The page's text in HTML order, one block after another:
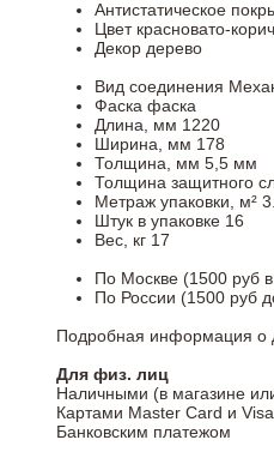
Антистатическое
Цвет красновато-
Декор дерево
Вид соединения
Фаска фаска
Длина, мм 1220
Ширина, мм 178
Толщина, мм 5,5 мм
Толщина защитного
Метраж упаковки, м²
Штук в упаковке 16
Вес, кг 17
По Москве (1500 руб
По России (1500 руб
Подробная информация о
Для физ. лиц
Наличными (в магазине
Картами Master Card и
Банковским платежом